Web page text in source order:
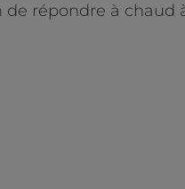
répondre à chaud